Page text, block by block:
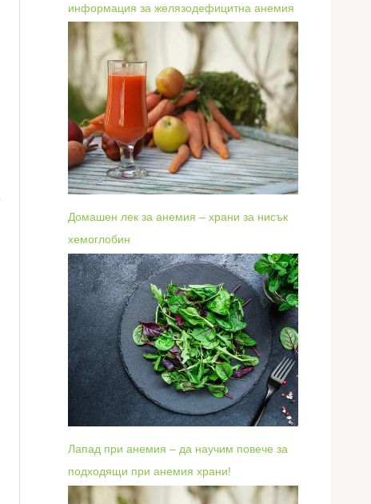
информация за желязодефицитна анемия
Домашен лек за анемия – храни за нисък
хемоглобин
Лапад при анемия – да научим повече за
подходящи при анемия храни!